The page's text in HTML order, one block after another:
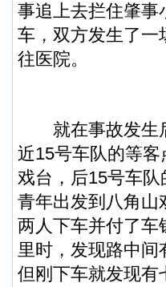
事追上去拦住肇事
车，双方发生了一
往医院。
就在事故发生后
近15号车队的等
戏台，后15号车
青年出发到八角山
两人下车并付了车
里时，发现路中
但刚下车就发现有